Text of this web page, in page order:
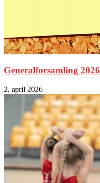
Generalforsamling 2026
2. april 2026